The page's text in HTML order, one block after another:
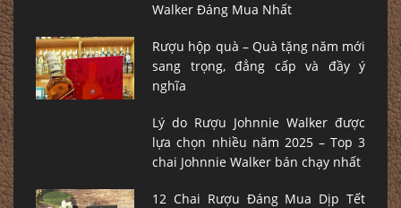
Walker Đáng Mua Nhất
Rượu hộp quà – Quà tặng năm mới
sang trọng, đẳng cấp và đầy ý
nghĩa
Lý do Rượu Johnnie Walker được
lựa chọn nhiều năm 2025 – Top 3
chai Johnnie Walker bán chạy nhất
12 Chai Rượu Đáng Mua Dịp Tết